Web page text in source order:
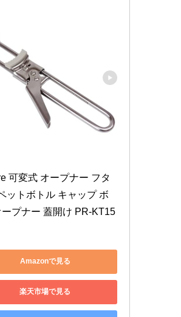
可変式 オープナー フタ
ットボトル キャップ ボ
ープナー 蓋開け PR-KT15
Amazonで見る
楽天市場で見る